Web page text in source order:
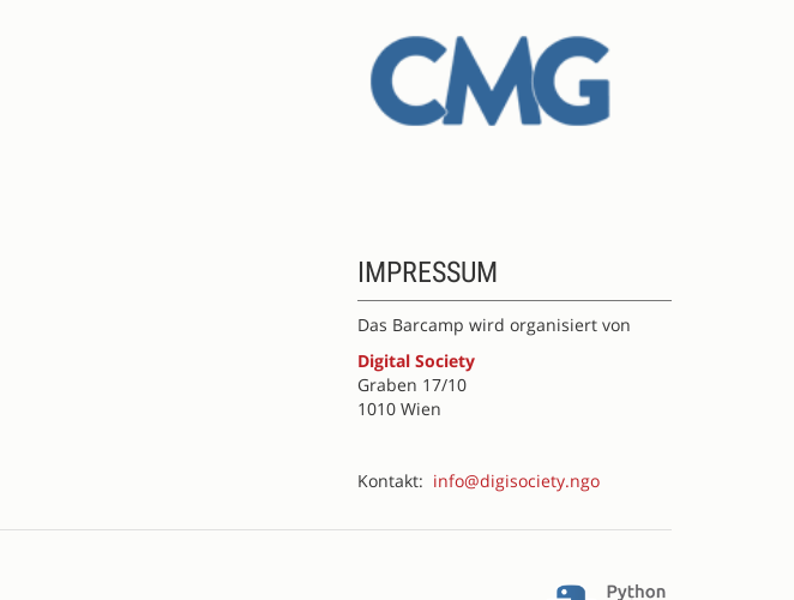
IMPRESSUM
Das Barcamp wird organisiert von
Digital Society
Graben 17/10
1010 Wien
Kontakt: info@digisociety.ngo